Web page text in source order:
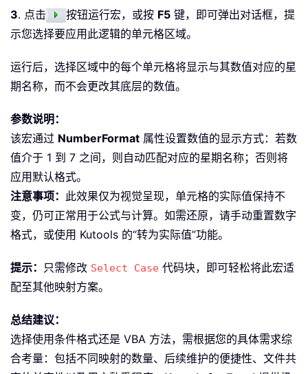
3. 点击 按钮运行宏，或按 F5 键，即可弹出对话框，提
示您选择要应用此逻辑的单元格区域。
运行后，选择区域中的每个单元格将显示与其数值对应的星
期名称，而不会更改其底层的数值。
参数说明：
该宏通过 NumberFormat 属性设置数值的显示方式：若数
值介于 1 到 7 之间，则自动匹配对应的星期名称；否则将
应用默认格式。
注意事项： 此效果仅为视觉呈现，单元格的实际值保持不
变，仍可正常用于公式与计算。如需还原，请手动重置数字
格式，或使用 Kutools 的“转为实际值”功能。
提示： 只需修改 Select Case 代码块，即可轻松将此宏适
配至其他映射方案。
总结建议：
选择使用条件格式还是 VBA 方法，需根据您的具体需求综
合考量：包括不同映射的数量、后续维护的便捷性、文件共